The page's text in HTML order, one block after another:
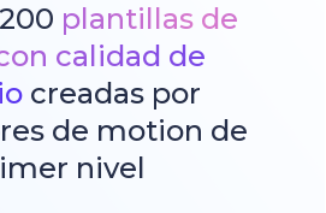
plantillas de
calidad de
creadas por
de motion de
nivel